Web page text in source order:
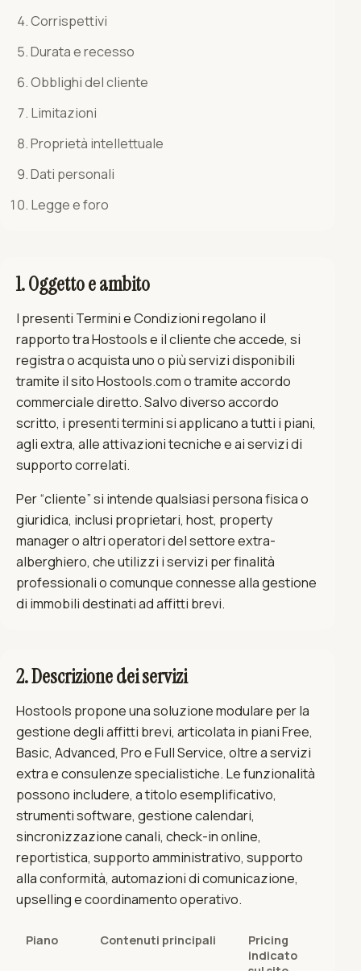
Corrispettivi
Durata e recesso
Obblighi del cliente
Limitazioni
Proprietà intellettuale
Dati personali
Legge e foro
1. Oggetto e ambito
I presenti Termini e Condizioni regolano il
rapporto tra Hostools e il cliente che accede, si
registra o acquista uno o più servizi disponibili
tramite il sito Hostools.com o tramite accordo
commerciale diretto. Salvo diverso accordo
scritto, i presenti termini si applicano a tutti i piani,
agli extra, alle attivazioni tecniche e ai servizi di
supporto correlati.
Per “cliente” si intende qualsiasi persona fisica o
giuridica, inclusi proprietari, host, property
manager o altri operatori del settore extra-
alberghiero, che utilizzi i servizi per finalità
professionali o comunque connesse alla gestione
di immobili destinati ad affitti brevi.
2. Descrizione dei servizi
Hostools propone una soluzione modulare per la
gestione degli affitti brevi, articolata in piani Free,
Basic, Advanced, Pro e Full Service, oltre a servizi
extra e consulenze specialistiche. Le funzionalità
possono includere, a titolo esemplificativo,
strumenti software, gestione calendari,
sincronizzazione canali, check-in online,
reportistica, supporto amministrativo, supporto
alla conformità, automazioni di comunicazione,
upselling e coordinamento operativo.
Piano Contenuti principali
Pricing
indicato